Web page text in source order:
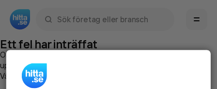
Ett fel har inträffat
Om du vill kan du
uppstod så att vi lättare och snabbare kan avhjälpa det.
Vänligen försök med följande: